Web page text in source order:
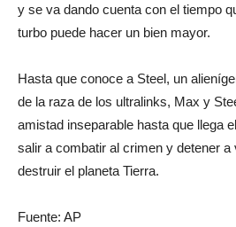
y se va dando cuenta con el tiempo
turbo puede hacer un bien mayor.
Hasta que conoce a Steel, un
de la raza de los ultralinks, Max y
amistad inseparable hasta que llega
salir a combatir al crimen y detener a
destruir el planeta Tierra.
Fuente: AP